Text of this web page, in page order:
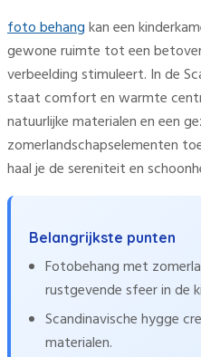
foto behangkan een
gewone ruimte tot een
verbeelding stimuleert. In de
staat comfort en warmte
natuurlijke materialen en een
zomerlandschapselementen
haal je de sereniteit en
Belangrijkste punten
Fotobehang met
rustgevende sfeer in de
Scandinavische hygge
materialen.